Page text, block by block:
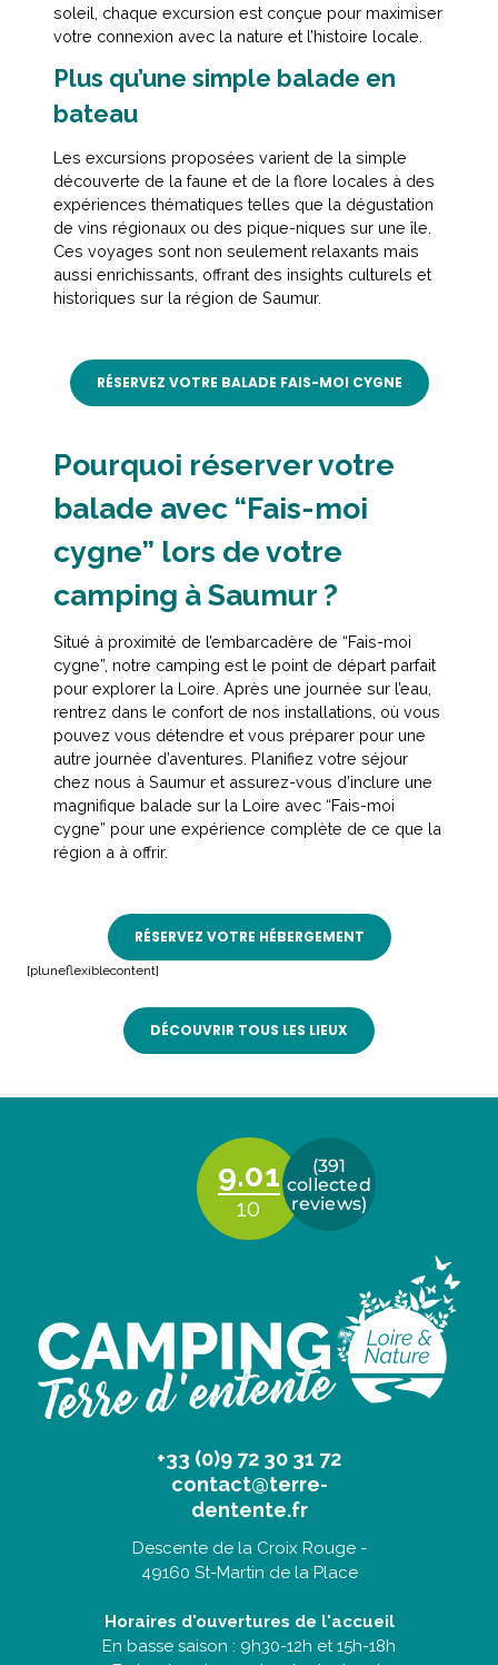
soleil, chaque excursion est conçue pour maximiser
votre connexion avec la nature et l’histoire locale.
Plus qu’une simple balade en
bateau
Les excursions proposées varient de la simple
découverte de la faune et de la flore locales à des
expériences thématiques telles que la dégustation
de vins régionaux ou des pique-niques sur une île.
Ces voyages sont non seulement relaxants mais
aussi enrichissants, offrant des insights culturels et
historiques sur la région de Saumur.
RÉSERVEZ VOTRE BALADE FAIS-MOI CYGNE
Pourquoi réserver votre
balade avec “Fais-moi
cygne” lors de votre
camping à Saumur ?
Situé à proximité de l’embarcadère de “Fais-moi
cygne”, notre camping est le point de départ parfait
pour explorer la Loire. Après une journée sur l’eau,
rentrez dans le confort de nos installations, où vous
pouvez vous détendre et vous préparer pour une
autre journée d’aventures. Planifiez votre séjour
chez nous à Saumur et assurez-vous d’inclure une
magnifique balade sur la Loire avec “Fais-moi
cygne” pour une expérience complète de ce que la
région a à offrir.
RÉSERVEZ VOTRE HÉBERGEMENT
[pluneflexiblecontent]
DÉCOUVRIR TOUS LES LIEUX
+33 (0)9 72 30 31 72
contact@terre-
dentente.fr
Descente de la Croix Rouge -
49160 St-Martin de la Place
Horaires d'ouvertures de l'accueil
En basse saison : 9h30-12h et 15h-18h